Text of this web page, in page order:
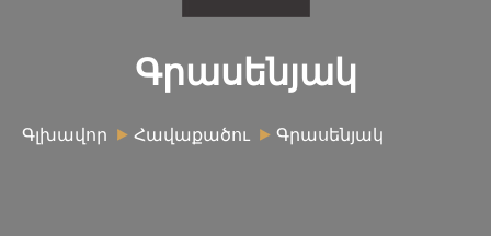
Գրասենյակ
Գլխավոր Հավաքածու Գրասենյակ